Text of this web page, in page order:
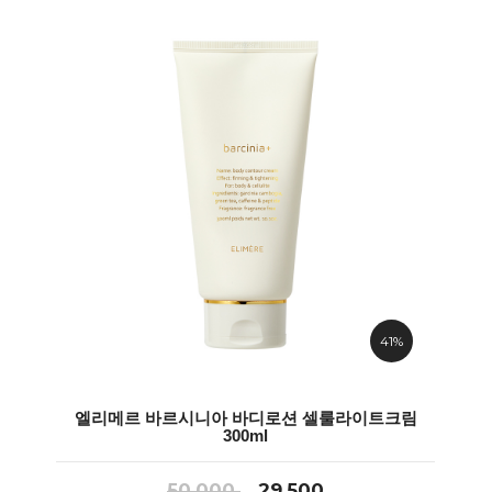
41%
엘리메르 바르시니아 바디로션 셀룰라이트크림
300ml